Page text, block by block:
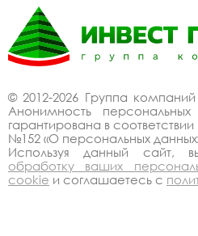
© 2012-2026 Группа
Анонимность
гарантирована в
№152 «О персональных
Используя данный сайт,
обработку ваших
cookie и соглашаетесь с